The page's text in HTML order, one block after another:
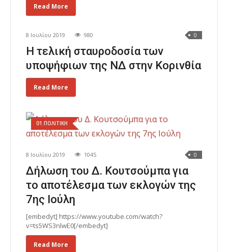
Read More
8 Ιουλίου 2019 980 0
Η τελική σταυροδοσία των
υποψήφιων της ΝΔ στην Κορινθία
Read More
01.ΠΟΛΙΤΙΚΗ
8 Ιουλίου 2019 1045 0
Δήλωση του Δ. Κουτσούμπα για
το αποτέλεσμα των εκλογών της
7ης Ιούλη
[embedyt] https://www.youtube.com/watch?
v=ts5WS3nlwE0[/embedyt]
Read More